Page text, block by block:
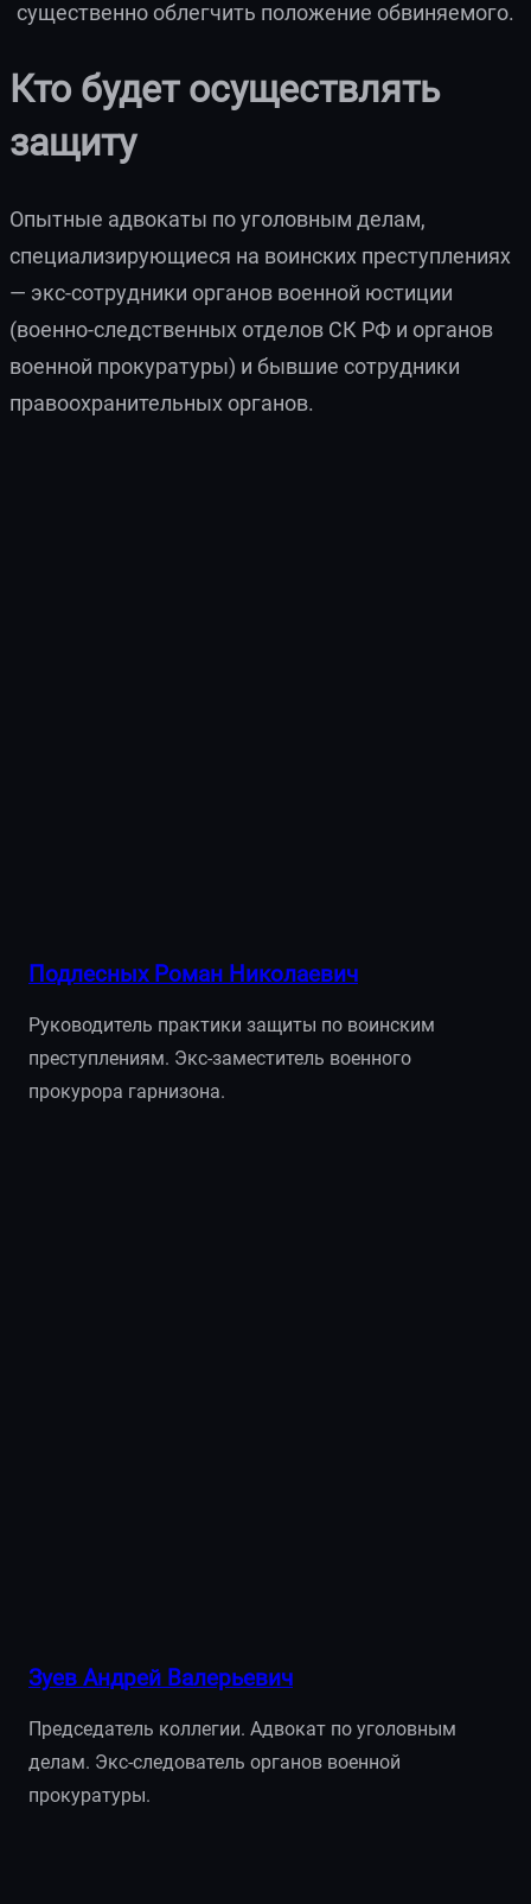
существенно облегчить положение обвиняемого.
Кто будет осуществлять
защиту
Опытные адвокаты по уголовным делам,
специализирующиеся на воинских преступлениях
— экс-сотрудники органов военной юстиции
(военно-следственных отделов СК РФ и органов
военной прокуратуры) и бывшие сотрудники
правоохранительных органов.
Подлесных Роман Николаевич
Руководитель практики защиты по воинским
преступлениям. Экс-заместитель военного
прокурора гарнизона.
Зуев Андрей Валерьевич
Председатель коллегии. Адвокат по уголовным
делам. Экс-следователь органов военной
прокуратуры.